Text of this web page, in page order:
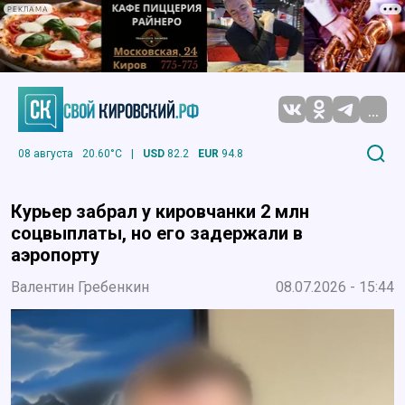
РЕКЛАМА
...
08 августа 20.60°C | USD 82.2 EUR 94.8
Курьер забрал у кировчанки 2 млн
соцвыплаты, но его задержали в
аэропорту
Валентин Гребенкин 08.07.2026 - 15:44